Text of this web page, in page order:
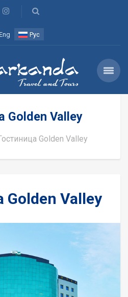
Рус
Golden Valley
Golden Valley
Golden Valley